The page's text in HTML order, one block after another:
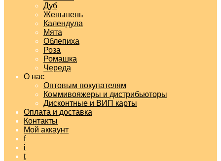
Дуб
Женьшень
Календула
Мята
Облепиха
Роза
Ромашка
Череда
О нас
Оптовым покупателям
Коммивояжеры и дистрибьюторы
Дисконтные и ВИП карты
Оплата и доставка
Контакты
Мой аккаунт
f
i
t